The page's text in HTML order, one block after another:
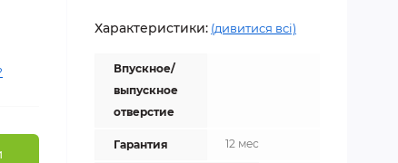
Характеристики: (дивитися всі)
Впускное/
выпускное
отверстие
Гарантия 12 мес